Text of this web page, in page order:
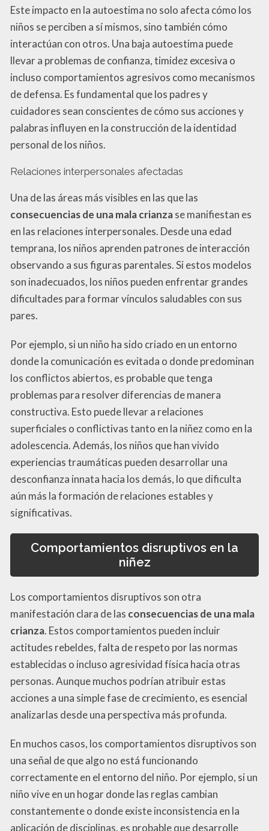
Este impacto en la autoestima no solo afecta cómo los
niños se perciben a sí mismos, sino también cómo
interactúan con otros. Una baja autoestima puede
llevar a problemas de confianza, timidez excesiva o
incluso comportamientos agresivos como mecanismos
de defensa. Es fundamental que los padres y
cuidadores sean conscientes de cómo sus acciones y
palabras influyen en la construcción de la identidad
personal de los niños.
Relaciones interpersonales afectadas
Una de las áreas más visibles en las que las
consecuencias de una mala crianzase manifiestan es
en las relaciones interpersonales. Desde una edad
temprana, los niños aprenden patrones de interacción
observando a sus figuras parentales. Si estos modelos
son inadecuados, los niños pueden enfrentar grandes
dificultades para formar vínculos saludables con sus
pares.
Por ejemplo, si un niño ha sido criado en un entorno
donde la comunicación es evitada o donde predominan
los conflictos abiertos, es probable que tenga
problemas para resolver diferencias de manera
constructiva. Esto puede llevar a relaciones
superficiales o conflictivas tanto en la niñez como en la
adolescencia. Además, los niños que han vivido
experiencias traumáticas pueden desarrollar una
desconfianza innata hacia los demás, lo que dificulta
aún más la formación de relaciones estables y
significativas.
Comportamientos disruptivos en la
niñez
Los comportamientos disruptivos son otra
manifestación clara de las consecuencias de una mala
crianza. Estos comportamientos pueden incluir
actitudes rebeldes, falta de respeto por las normas
establecidas o incluso agresividad física hacia otras
personas. Aunque muchos podrían atribuir estas
acciones a una simple fase de crecimiento, es esencial
analizarlas desde una perspectiva más profunda.
En muchos casos, los comportamientos disruptivos son
una señal de que algo no está funcionando
correctamente en el entorno del niño. Por ejemplo, si un
niño vive en un hogar donde las reglas cambian
constantemente o donde existe inconsistencia en la
aplicación de disciplinas, es probable que desarrolle